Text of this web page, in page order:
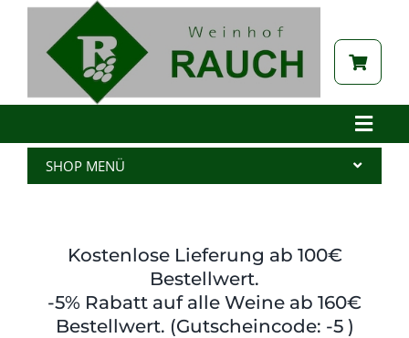
Zum
springen
Toggle
Brennerei
Tabak
SHOP MENÜ
Edelbrand
Kostenlose Lieferung ab 100€
Bestellwert.
-5% Rabatt auf alle Weine ab 160€
Bestellwert. (Gutscheincode: -5 )